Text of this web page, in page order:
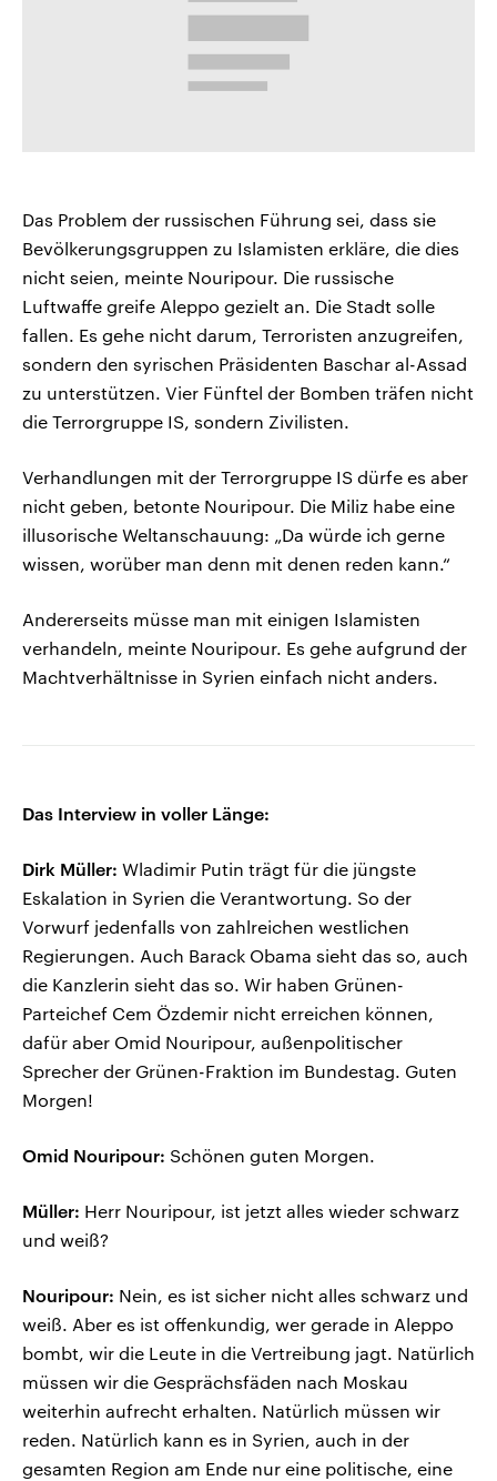
Das Problem der russischen Führung sei, dass sie
Bevölkerungsgruppen zu Islamisten erkläre, die dies
nicht seien, meinte Nouripour. Die russische
Luftwaffe greife Aleppo gezielt an. Die Stadt solle
fallen. Es gehe nicht darum, Terroristen anzugreifen,
sondern den syrischen Präsidenten Baschar al-Assad
zu unterstützen. Vier Fünftel der Bomben träfen nicht
die Terrorgruppe IS, sondern Zivilisten.
Verhandlungen mit der Terrorgruppe IS dürfe es aber
nicht geben, betonte Nouripour. Die Miliz habe eine
illusorische Weltanschauung: „Da würde ich gerne
wissen, worüber man denn mit denen reden kann.“
Andererseits müsse man mit einigen Islamisten
verhandeln, meinte Nouripour. Es gehe aufgrund der
Machtverhältnisse in Syrien einfach nicht anders.
Das Interview in voller Länge:
Dirk Müller: Wladimir Putin trägt für die jüngste
Eskalation in Syrien die Verantwortung. So der
Vorwurf jedenfalls von zahlreichen westlichen
Regierungen. Auch Barack Obama sieht das so, auch
die Kanzlerin sieht das so. Wir haben Grünen-
Parteichef Cem Özdemir nicht erreichen können,
dafür aber Omid Nouripour, außenpolitischer
Sprecher der Grünen-Fraktion im Bundestag. Guten
Morgen!
Omid Nouripour: Schönen guten Morgen.
Müller: Herr Nouripour, ist jetzt alles wieder schwarz
und weiß?
Nouripour: Nein, es ist sicher nicht alles schwarz und
weiß. Aber es ist offenkundig, wer gerade in Aleppo
bombt, wir die Leute in die Vertreibung jagt. Natürlich
müssen wir die Gesprächsfäden nach Moskau
weiterhin aufrecht erhalten. Natürlich müssen wir
reden. Natürlich kann es in Syrien, auch in der
gesamten Region am Ende nur eine politische, eine